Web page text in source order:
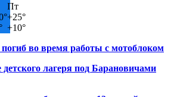
Пт
+25°
+10°
во время работы с мотоблоком
лагеря под Барановичами